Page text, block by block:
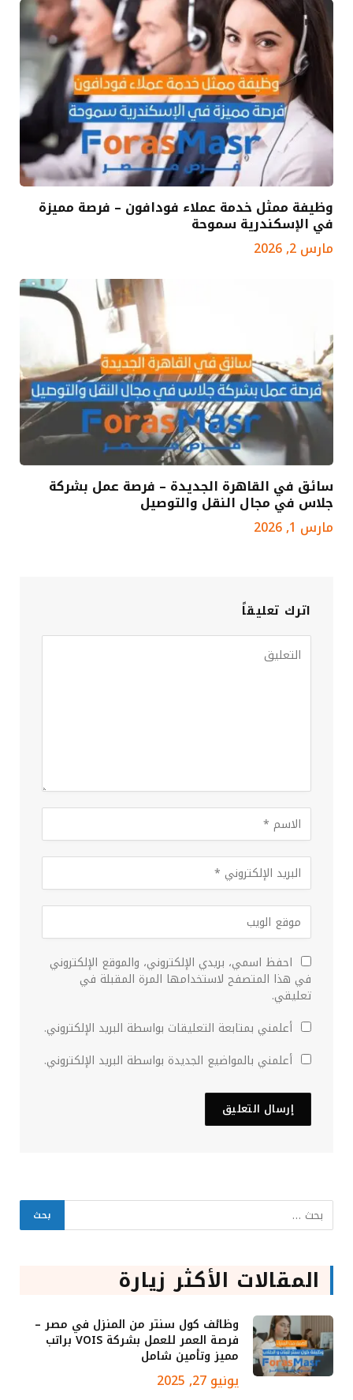
وظيفة ممثل خدمة عملاء فودافون – فرصة مميزة
في الإسكندرية سموحة
مارس 2, 2026
سائق في القاهرة الجديدة – فرصة عمل بشركة
جلاس في مجال النقل والتوصيل
مارس 1, 2026
اترك تعليقاً
احفظ اسمي، بريدي الإلكتروني، والموقع الإلكتروني
في هذا المتصفح لاستخدامها المرة المقبلة في
تعليقي.
أعلمني بمتابعة التعليقات بواسطة البريد الإلكتروني.
أعلمني بالمواضيع الجديدة بواسطة البريد الإلكتروني.
المقالات الأكثر زيارة
وظائف كول سنتر من المنزل في مصر –
فرصة العمر للعمل بشركة VOIS براتب
مميز وتأمين شامل
يونيو 27, 2025